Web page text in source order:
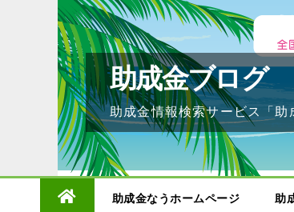
助成金ブログ
助成金情報検索サービス「
助成金なうホームページ 助